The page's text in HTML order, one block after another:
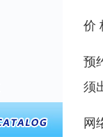
价
预
须
网